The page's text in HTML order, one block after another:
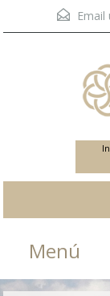
Email
Menú